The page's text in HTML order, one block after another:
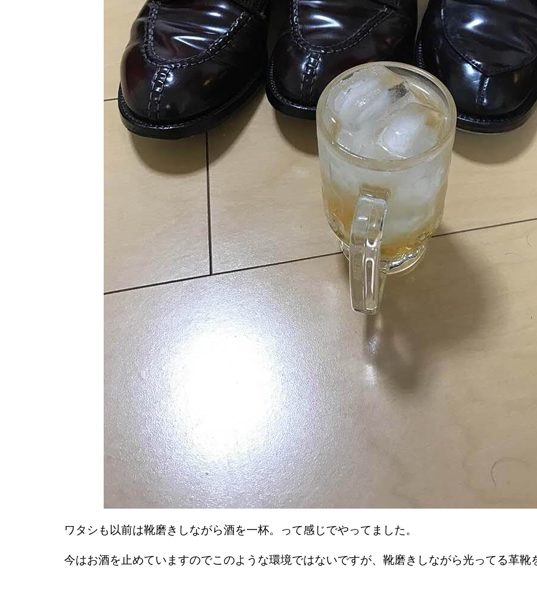
ワタシも以前は靴磨きしながら酒を一杯。って感じでやってました。
今はお酒を止めていますのでこのような環境ではないですが、靴磨きしながら光ってる革靴